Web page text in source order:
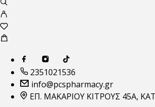
2351021536
info@pcspharmacy.gr
ΕΠ. ΜΑΚΑΡΙΟΥ ΚΙΤΡΟΥΣ 45Α,